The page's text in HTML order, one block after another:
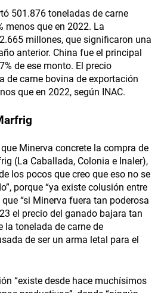
501.876 toneladas de carne
menos que en 2022. La
millones, que significaron una
anterior. China fue el principal
de ese monto. El precio
de carne bovina de exportación
que en 2022, según INAC.
Minerva concrete la compra de
(La Caballada, Colonia e Inaler),
los pocos que creo que eso no se
porque “ya existe colusión entre
“si Minerva fuera tan poderosa
el precio del ganado bajara tan
la tonelada de carne de
de ser un arma letal para el
“existe desde hace muchísimos